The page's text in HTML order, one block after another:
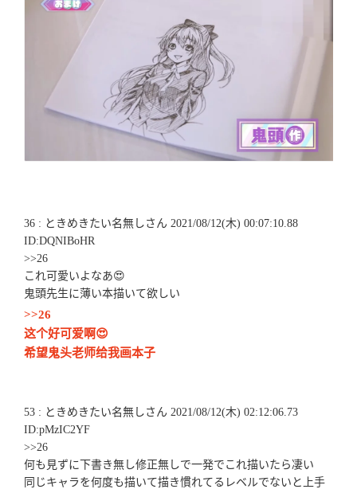
36 : ときめきたい名無しさん 2021/08/12(木) 00:07:10.88
ID:DQNIBoHR
>>26
これ可愛いよなあ😍
鬼頭先生に薄い本描いて欲しい
>>26
这个好可爱啊😍
希望鬼头老师给我画本子
53 : ときめきたい名無しさん 2021/08/12(木) 02:12:06.73
ID:pMzIC2YF
>>26
何も見ずに下書き無し修正無しで一発でこれ描いたら凄い
同じキャラを何度も描いて描き慣れてるレベルでないと上手